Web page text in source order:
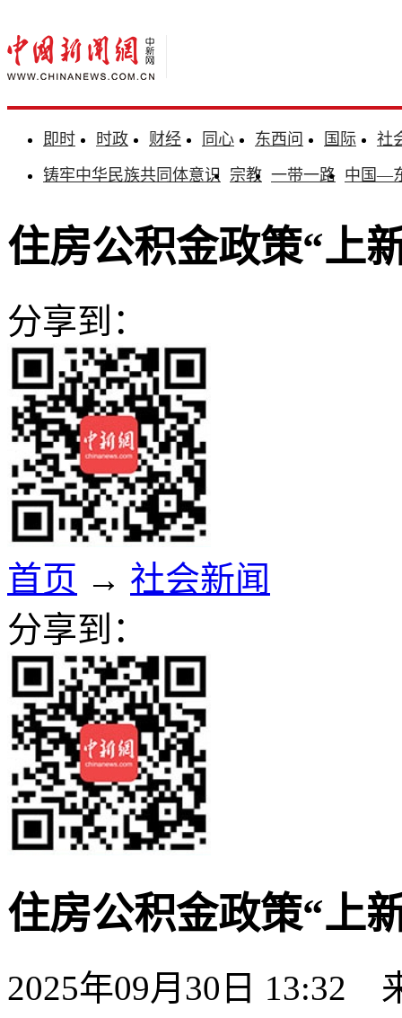
即时 时政 财经 同心 东西问 国际
社
铸牢中华民族共同体意识 宗教 一带一路 中国—
住房公积金政策“上
分享到：
首页 → 社会新闻
分享到：
住房公积金政策“上
2025年09月30日 13:32